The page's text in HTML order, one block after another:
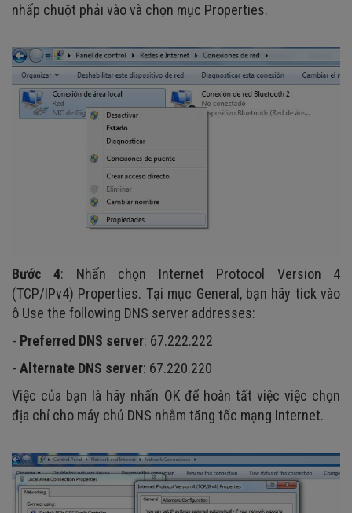
nhấp chuột phải vào và chọn mục Properties.
Bước 4: Nhấn chọn Internet Protocol Version 4
(TCP/IPv4) Properties. Tại mục General, bạn hãy tick vào
ô Use the following DNS server addresses:
- Preferred DNS server: 67.222.222
- Alternate DNS server: 67.220.220
Việc của bạn là hãy nhấn OK để hoàn tất việc việc chọn
địa chỉ cho máy chủ DNS nhằm tăng tốc mạng Internet.